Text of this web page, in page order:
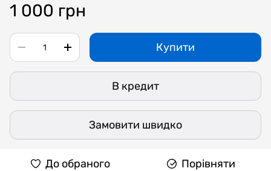
1 000 грн
Купити
В кредит
Замовити швидко
До обраного Порівняти